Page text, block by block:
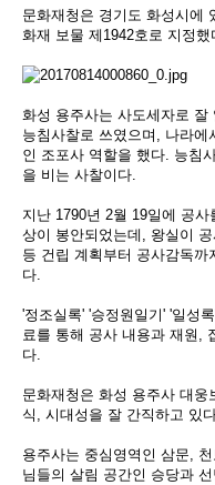
문화재청은 경기도 화성시에
화재 보물 제1942호로 지정
화성 용주사는 사도세자로 잘
능침사찰로 쓰였으며, 나라
인 조포사 역할을 했다. 능침
을 비는 사찰이다.
지난 1790년 2월 19일에 공
상이 봉안되었는데, 왕실이
등 건립 계획부터 공사감독까
다.
'정조실록' '승정원일기' '일성
료를 통해 공사 내용과 재원,
다.
문화재청은 화성 용주사 대웅
식, 시대성을 잘 간직하고 있
용주사는 중심영역인 삼문,
님들의 살림 공간인 승당과